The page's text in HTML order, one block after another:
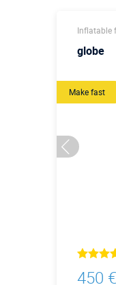
Inflatable
globe
Make fast
450 €